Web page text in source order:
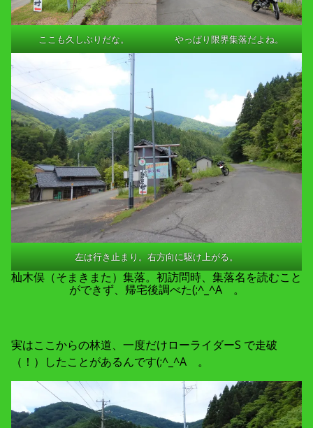
ここも久しぶりだな。 やっぱり限界集落だよね。
左は行き止まり。右方向に駆け上がる。
杣木俣（そまきまた）集落。初訪問時、集落名を読むこと
ができず、帰宅後調べた(;^_^A 。
実はここからの林道、一度だけローライダーS で走破
（！）したことがあるんです(;^_^A 。